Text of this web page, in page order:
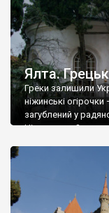
Ялта.
Греки залишили
ніжинські
загублений у
Ніжин греки?